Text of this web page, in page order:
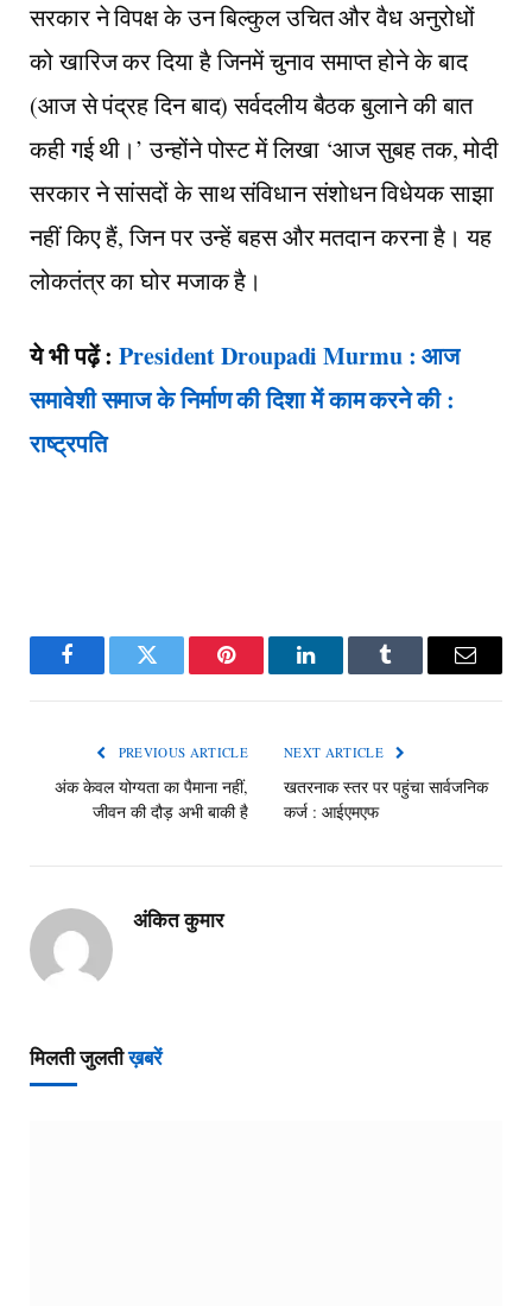
सरकार ने विपक्ष के उन बिल्कुल उचित और वैध अनुरोधों
को खारिज कर दिया है जिनमें चुनाव समाप्त होने के बाद
(आज से पंद्रह दिन बाद) सर्वदलीय बैठक बुलाने की बात
कही गई थी।’ उन्होंने पोस्ट में लिखा ‘आज सुबह तक, मोदी
सरकार ने सांसदों के साथ संविधान संशोधन विधेयक साझा
नहीं किए हैं, जिन पर उन्हें बहस और मतदान करना है। यह
लोकतंत्र का घोर मजाक है।
ये भी पढ़ें :President Droupadi Murmu : आज
समावेशी समाज के निर्माण की दिशा में काम करने की :
राष्ट्रपति
FacebookTwitter Pinterest LinkedInTumblr Email
PREVIOUS ARTICLE
अंक केवल योग्यता का पैमाना नहीं,
जीवन की दौड़ अभी बाकी है
NEXT ARTICLE
खतरनाक स्तर पर पहुंचा सार्वजनिक
कर्ज : आईएमएफ
अंकित कुमार
मिलती जुलतीख़बरें